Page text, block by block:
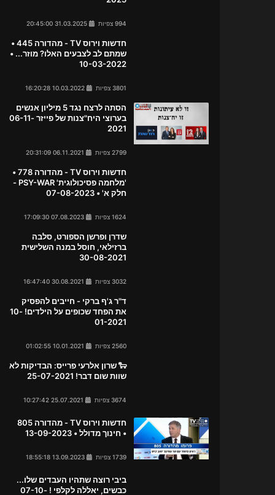
994 צפיות
חדשות וירוס TV - מהדורה 445 •
שמתם לב לצבעים האלו? מוזר... •
10-03-2022
3801 צפיות
הסתה לרצח נגד 5 מיליון אנשים
בערוצי היח"צנות של פייזר 06-11-
2021
2799 צפיות
חדשות וירוס TV - מהדורה 778 •
'מלחמה פסיכולוגית' PSY-WAR -
חלק א' • 07-08-2023
1624 צפיות
שדרן ופרשן הספורט, סלבה
ברזילאי, חוסל במנה השלישית
30-08-2021
3032 צפיות
ד"ר ג'ף ברקי - חייבים להפסיק
את הפחד שכופים על הילדים! 10-
01-2021
2560 צפיות
🐑 שרון אלרעי פרייס: הבדיקות לא
שוות שום דבר! 25-07-2021
3674 צפיות
חדשות וירוס TV - מהדורה 805
• חינוך מדולל • 13-09-2023
1739 צפיות
ביבי רוצה שתהיו העבדים שלו...
כבשים, יאללה לקלפי ! 07-10-